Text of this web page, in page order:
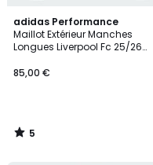
adidas Performance
Maillot Extérieur Manches
Longues Liverpool Fc 25/26
Manches Longues Liverpool Fc
85,00 €
5
/
5
5
/